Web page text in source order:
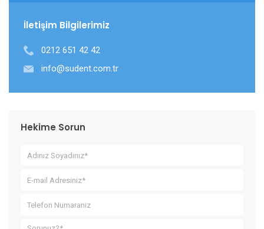
İletişim Bilgilerimiz
0212 651 42 42
info@sudent.com.tr
Hekime Sorun